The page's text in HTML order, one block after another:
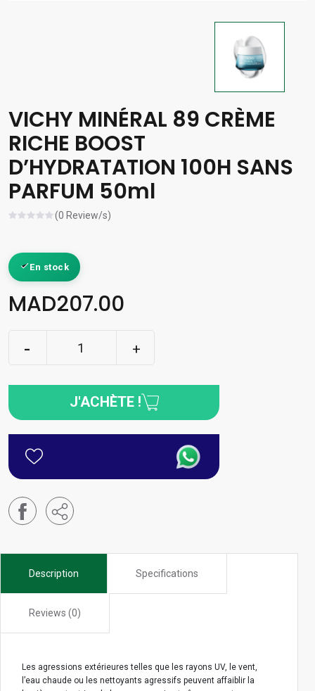
VICHY MINÉRAL 89 CRÈME
RICHE BOOST
D’HYDRATATION 100H SANS
PARFUM 50ml
(0 Review/s)
En stock
MAD207.00
J'ACHÈTE !
Description Specifications
Reviews (0)
Les agressions extérieures telles que les rayons UV, le vent,
l’eau chaude ou les nettoyants agressifs peuvent affaiblir la